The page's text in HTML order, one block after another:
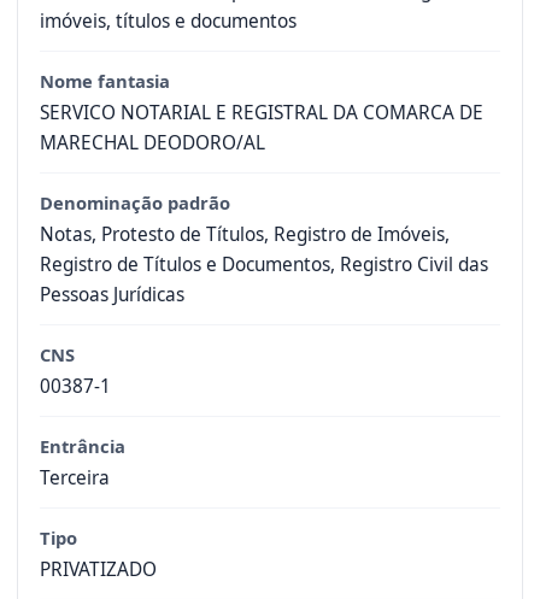
imóveis, títulos e documentos
Nome fantasia
SERVICO NOTARIAL E REGISTRAL DA COMARCA DE
MARECHAL DEODORO/AL
Denominação padrão
Notas, Protesto de Títulos, Registro de Imóveis,
Registro de Títulos e Documentos, Registro Civil das
Pessoas Jurídicas
CNS
00387-1
Entrância
Terceira
Tipo
PRIVATIZADO